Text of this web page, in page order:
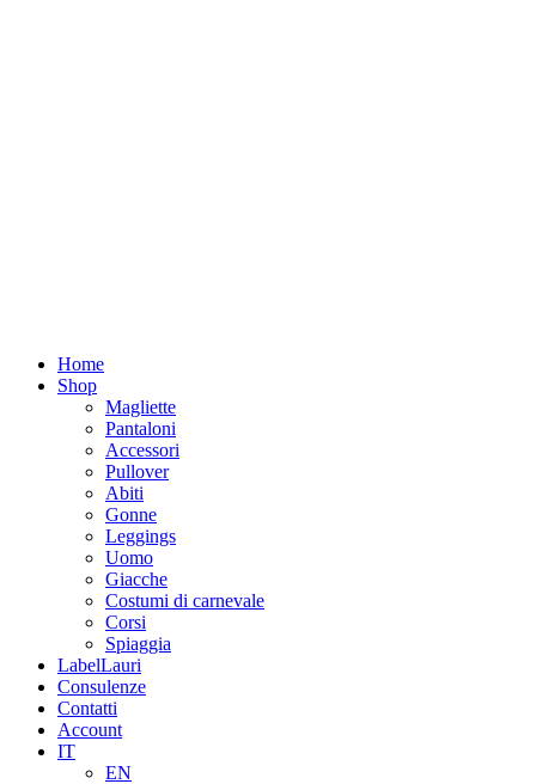
Home
Shop
Magliette
Pantaloni
Accessori
Pullover
Abiti
Gonne
Leggings
Uomo
Giacche
Costumi di carnevale
Corsi
Spiaggia
LabelLauri
Consulenze
Contatti
Account
IT
EN